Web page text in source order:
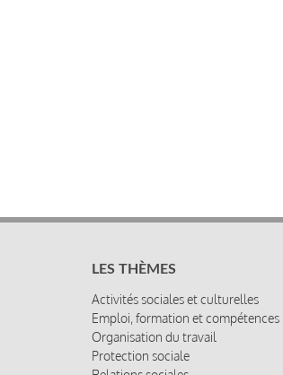
LES THÈMES
Activités sociales et culturelles
Emploi, formation et compétences
Organisation du travail
Protection sociale